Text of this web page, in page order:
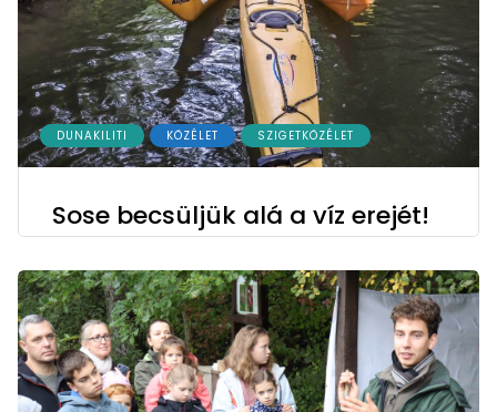
DUNAKILITI KÖZÉLET SZIGETKÖZÉLET
Sose becsüljük alá a víz erejét!